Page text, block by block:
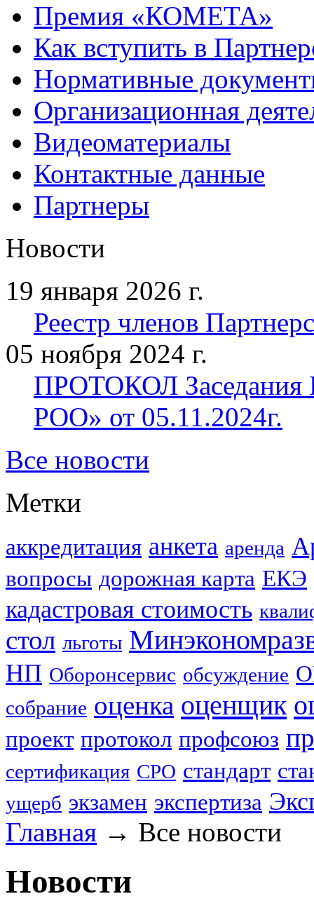
Премия «КОМЕТА»
Как вступить в
Нормативные
Организационная
Видеоматериалы
Контактные данные
Партнеры
Новости
19 января 2026 г.
Реестр членов
05 ноября 2024 г.
ПРОТОКОЛ Заседания
РОО» от 05.11.2024г.
Все новости
Метки
аккредитация анкета аренда
вопросы дорожная карта ЕКЭ
кадастровая стоимость
стол льготы
НП Оборонсервис обсуждение
собрание оценка оценщик
проект протокол профсоюз
сертификация СРО стандарт
ущерб экзамен экспертиза
Главная → Все новости
Новости